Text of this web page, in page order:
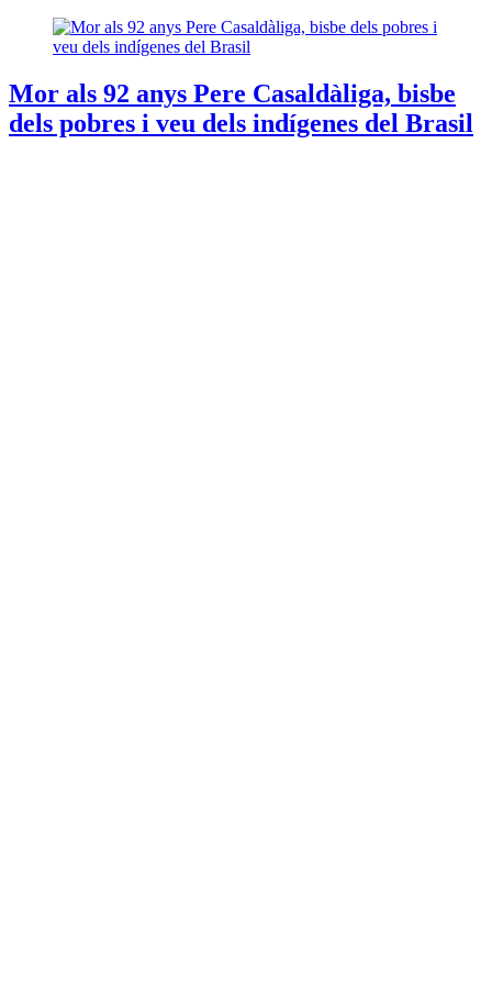
Mor als 92 anys Pere Casaldàliga, bisbe
dels pobres i veu dels indígenes del Brasil